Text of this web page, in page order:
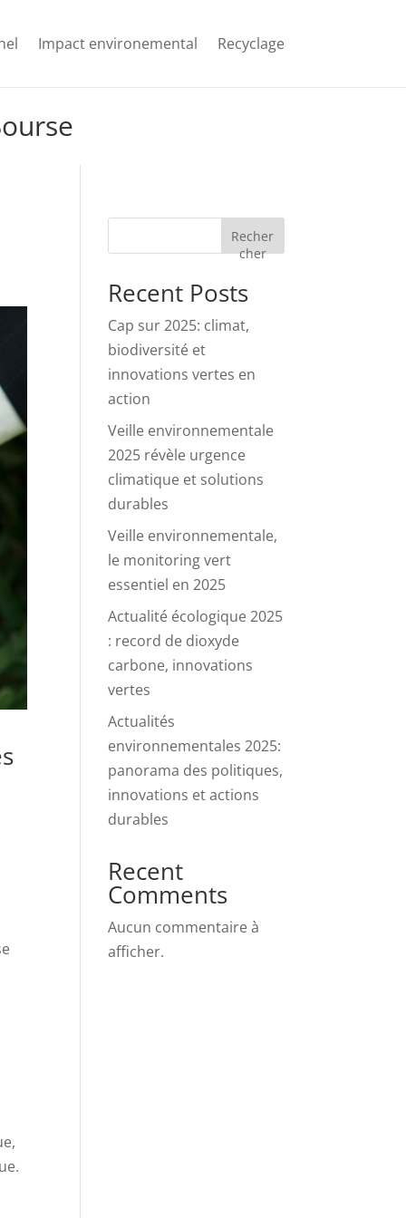
Impact environemental Recyclage
Recher
cher
Recent Posts
Cap sur 2025: climat,
biodiversité et
innovations vertes en
action
Veille environnementale
2025 révèle urgence
climatique et solutions
durables
Veille environnementale,
le monitoring vert
essentiel en 2025
Actualité écologique 2025
: record de dioxyde
carbone, innovations
vertes
Actualités
environnementales 2025:
panorama des politiques,
innovations et actions
durables
Recent
Comments
Aucun commentaire à
afficher.